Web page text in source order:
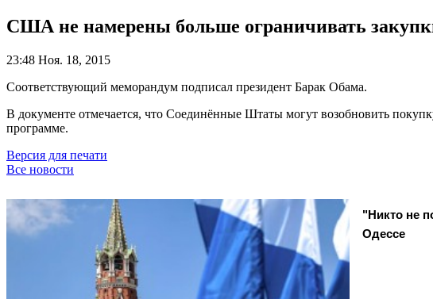
США не намерены больше ограничивать
23:48 Ноя. 18, 2015
Соответствующий меморандум подписал президент Барак Обама.
В документе отмечается, что Соединённые Штаты могут возобновить
программе.
Версия для печати
Все новости
"Никто не
Одессе